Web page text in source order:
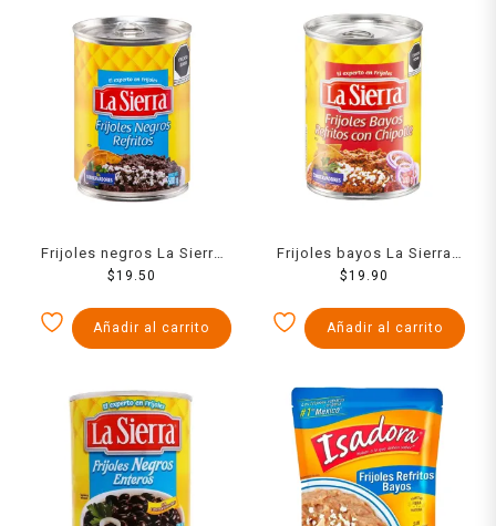
Frijoles negros La Sierra
refritos en lata 580 g
$19.50
Añadir al carrito
Frijoles bayos La Sierra
refritos con chipotle en
$19.90
Añadir al carrito